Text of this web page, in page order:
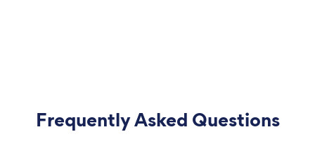
Frequently Asked Questions